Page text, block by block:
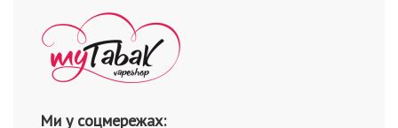
Ми у соцмережах: